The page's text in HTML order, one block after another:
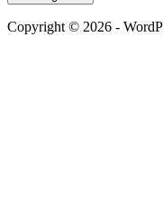
Copyright © 2026 -